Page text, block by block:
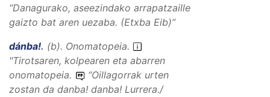
“Danagurako, aseezindako arrapatzaille
gaizto bat aren uezaba. (Etxba Eib)”
dánba!. (b). Onomatopeia.
"Tirotsaren, kolpearen eta abarren
onomatopeia.
“Oillagorrak urten
zostan da danba! danba! Lurrera./